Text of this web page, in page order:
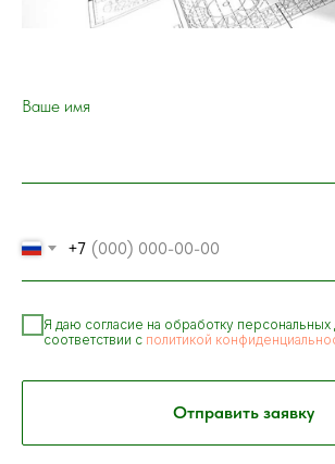
Ваше имя
+7
Я даю согласие на обработку персональных
соответствии с политикой
Отправить заявку